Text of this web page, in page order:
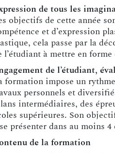
de tous les
objectifs de cette année
et d’expression
cela passe par la
l’étudiant à mettre en
de l’étudiant,
formation impose un
personnels et
intermédiaires, des
supérieures. Son
présenter dans au moins
de la formation